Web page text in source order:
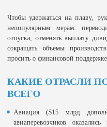
Чтобы удержаться на плаву,
непопулярным мерам:
отпуска, отменять выплату
сокращать объемы
просить о финансовой
КАКИЕ ОТРАСЛИ
ВСЕГО
Авиация ($15 млрд
авиаперевозчиков